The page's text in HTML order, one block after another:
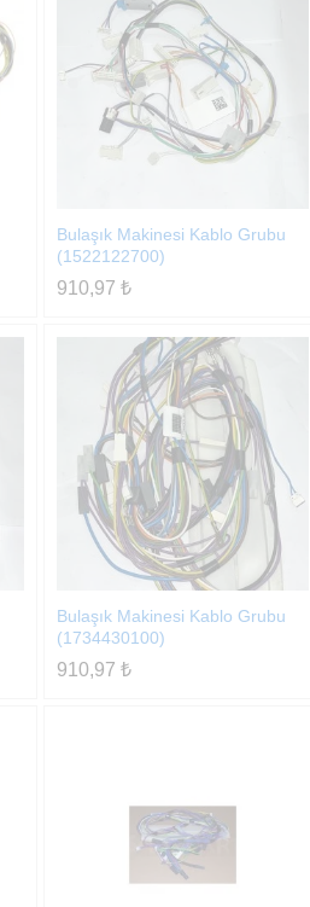
Bulaşık Makinesi Kablo Grubu
(1522122700)
910,97 ₺
Bulaşık Makinesi Kablo Grubu
(1734430100)
910,97 ₺